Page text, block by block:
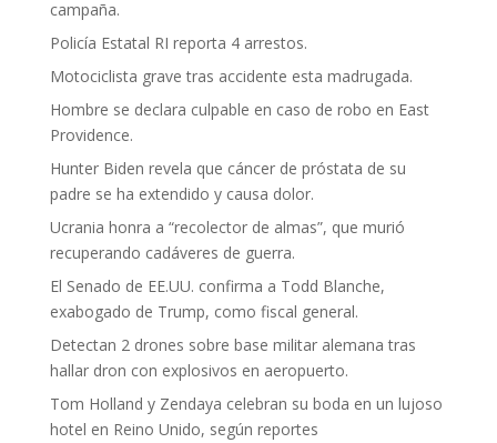
campaña.
Policía Estatal RI reporta 4 arrestos.
Motociclista grave tras accidente esta madrugada.
Hombre se declara culpable en caso de robo en East
Providence.
Hunter Biden revela que cáncer de próstata de su
padre se ha extendido y causa dolor.
Ucrania honra a “recolector de almas”, que murió
recuperando cadáveres de guerra.
El Senado de EE.UU. confirma a Todd Blanche,
exabogado de Trump, como fiscal general.
Detectan 2 drones sobre base militar alemana tras
hallar dron con explosivos en aeropuerto.
Tom Holland y Zendaya celebran su boda en un lujoso
hotel en Reino Unido, según reportes